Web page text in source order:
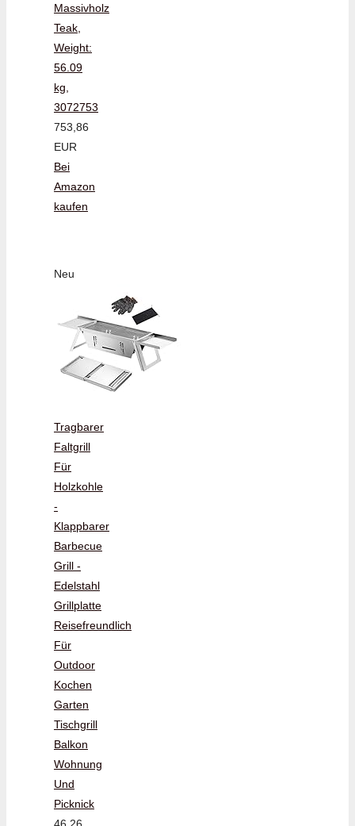
Massivholz
Teak,
Weight:
56.09
kg,
3072753
753,86
EUR
Bei
Amazon
kaufen
Neu
Tragbarer
Faltgrill
Für
Holzkohle
-
Klappbarer
Barbecue
Grill -
Edelstahl
Grillplatte
Reisefreundlich
Für
Outdoor
Kochen
Garten
Tischgrill
Balkon
Wohnung
Und
Picknick
46,26